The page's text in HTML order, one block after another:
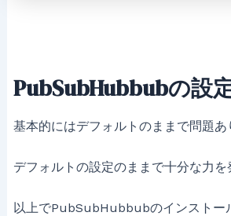
PubSubHubbubの設
基本的にはデフォルトのままで問題あ
デフォルトの設定のままで十分な力を
以上でPubSubHubbubのインストー